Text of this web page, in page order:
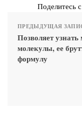
Поделитесь
ПРЕДЫДУЩАЯ
Позволяет узнать
молекулы, ее
формулу